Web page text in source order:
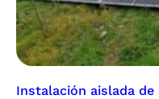
Instalación aislada de